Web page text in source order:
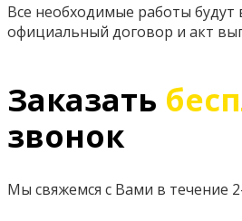
Все необходимые работы
официальный договор и акт
Заказать
звонок
Мы свяжемся с Вами в течение